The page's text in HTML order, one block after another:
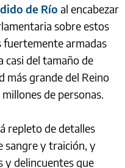
de Río al encabezar
sobre estos
fuertemente armadas
casi del tamaño de
más grande del Reino
de personas.
repleto de detalles
sangre y traición, y
y delincuentes que